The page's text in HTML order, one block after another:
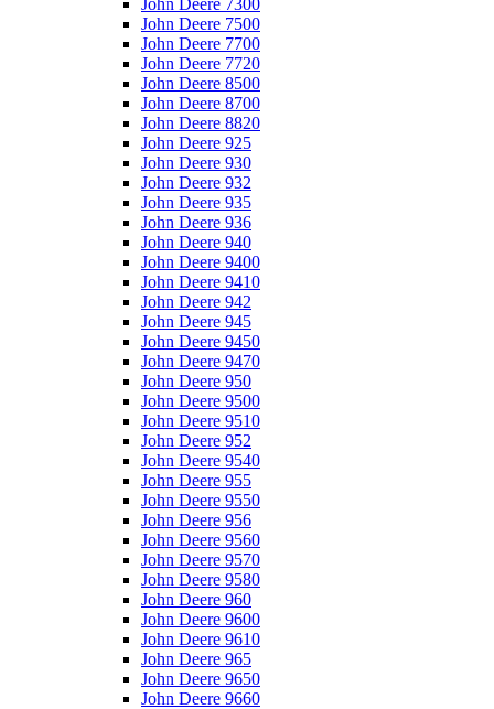
John Deere 7300
John Deere 7500
John Deere 7700
John Deere 7720
John Deere 8500
John Deere 8700
John Deere 8820
John Deere 925
John Deere 930
John Deere 932
John Deere 935
John Deere 936
John Deere 940
John Deere 9400
John Deere 9410
John Deere 942
John Deere 945
John Deere 9450
John Deere 9470
John Deere 950
John Deere 9500
John Deere 9510
John Deere 952
John Deere 9540
John Deere 955
John Deere 9550
John Deere 956
John Deere 9560
John Deere 9570
John Deere 9580
John Deere 960
John Deere 9600
John Deere 9610
John Deere 965
John Deere 9650
John Deere 9660